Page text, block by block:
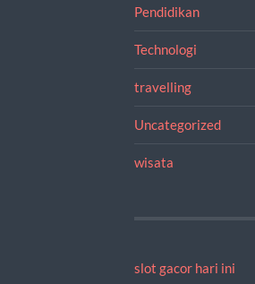
Pendidikan
Technologi
travelling
Uncategorized
wisata
slot gacor hari ini